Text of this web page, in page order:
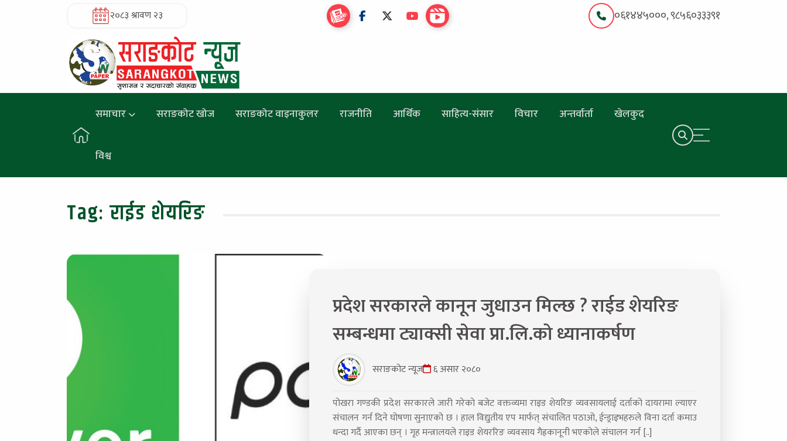
२०८३ श्रावण २३ ०६१४४५०००, ९८५६०३३३९१
समाचार सराङकोट खोज सराङकोट वाइनाकुलर राजनीति आर्थिक साहित्य-संसार विचार अन्तर्वार्ता खेलकुद
विश्व
Tag:राईड शेयरिङ
प्रदेश सरकारले कानून जुधाउन मिल्छ ? राईड शेयरिङ
सम्बन्धमा ट्याक्सी सेवा प्रा.लि.को ध्यानाकर्षण
सराङकोट न्यूज ६ असार २०८०
पोखरा गण्डकी प्रदेश सरकारले जारी गरेको बजेट वक्तव्यमा राइड शेयरिङ व्यवसायलाई दर्ताको दायरामा ल्याएर
संचालन गर्न दिने घोषणा सुनाएको छ । हाल विद्युतीय एप मार्फत् संचालित पठाओ, ईन्ड्राइभहरुले विना दर्ता कमाउ
धन्दा गर्दै आएका छन् । गृह मन्त्रालयले राइड शेयररिङ व्यवसाय गैह्रकानूनी भएकोले संचालन गर्न [..]